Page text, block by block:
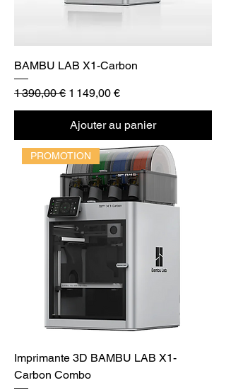
BAMBU LAB X1-Carbon
Prix original
1 390,00 € Prix promotionnel
1 149,00 €
Ajouter au panier
PROMOTION
Imprimante 3D BAMBU LAB X1-
Carbon Combo